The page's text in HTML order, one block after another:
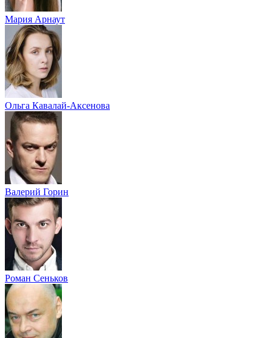
Мария Арнаут
Ольга Кавалай-Аксенова
Валерий Горин
Роман Сеньков